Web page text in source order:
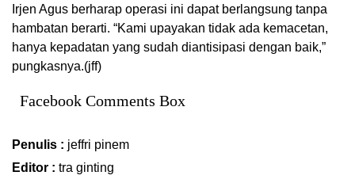
Irjen Agus berharap operasi ini dapat berlangsung tanpa
hambatan berarti. “Kami upayakan tidak ada kemacetan,
hanya kepadatan yang sudah diantisipasi dengan baik,”
pungkasnya.(jff)
Facebook Comments Box
Penulis : jeffri pinem
Editor : tra ginting